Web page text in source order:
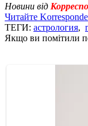
Новини від
Читайте
ТЕГИ: астрология,
Якщо ви помітили